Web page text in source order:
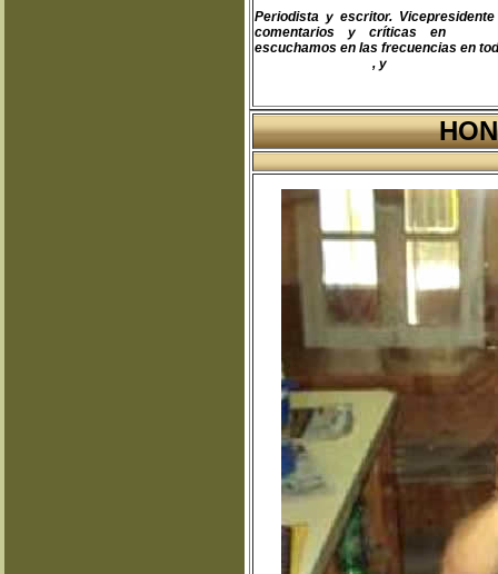
Periodista y escritor.
comentarios y críticas en
escuchamos en las frecuencias en
, y